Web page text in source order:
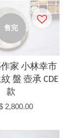
售完
家 小林幸市
盤 壺承 CDE
款
2,800.00